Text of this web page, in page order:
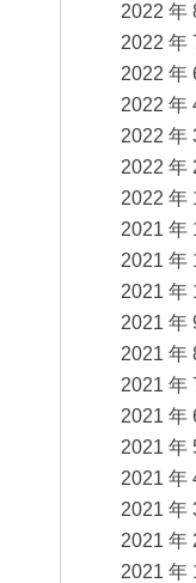
2022 年
2022 年
2022 年
2022 年
2022 年
2022 年
2022 年
2021 年
2021 年
2021 年
2021 年
2021 年
2021 年
2021 年
2021 年
2021 年
2021 年
2021 年
2021 年